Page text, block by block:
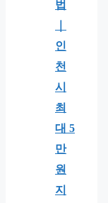
법
인
천
시
최
대 5
만
원
지